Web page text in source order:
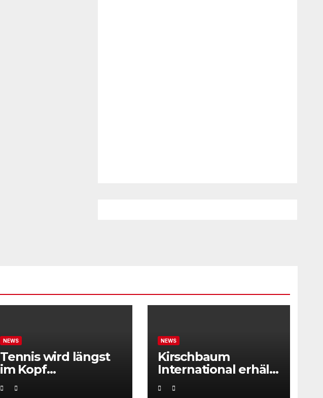
NEWS
Tennis wird längst
im Kopf
entschieden“
NEWS
Kirschbaum
International erhält
ITF Tournament
Recognition Award